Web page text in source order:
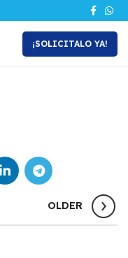
¡SOLICITALO YA!
OLDER